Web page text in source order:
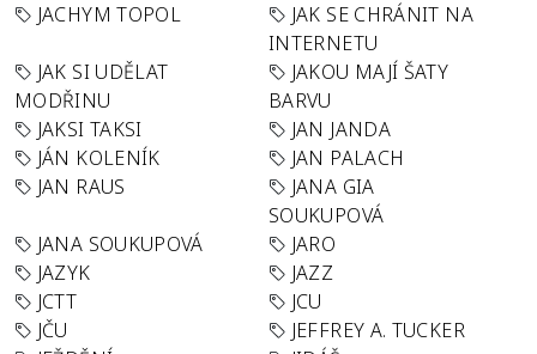
JACHYM TOPOL
JAK SE CHRÁNIT NA
INTERNETU
JAK SI UDĚLAT
MODŘINU
JAKOU MAJÍ ŠATY
BARVU
JAKSI TAKSI
JAN JANDA
JÁN KOLENÍK
JAN PALACH
JAN RAUS
JANA GIA
SOUKUPOVÁ
JANA SOUKUPOVÁ
JARO
JAZYK
JAZZ
JCTT
JCU
JČU
JEFFREY A. TUCKER